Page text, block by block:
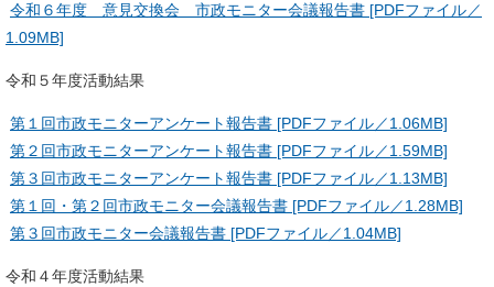
令和６年度 意見交換会 市政モニター会議報告書 [PDFファイル／
1.09MB]
令和５年度活動結果
第１回市政モニターアンケート報告書 [PDFファイル／1.06MB]
第２回市政モニターアンケート報告書 [PDFファイル／1.59MB]
第３回市政モニターアンケート報告書 [PDFファイル／1.13MB]
第１回・第２回市政モニター会議報告書 [PDFファイル／1.28MB]
第３回市政モニター会議報告書 [PDFファイル／1.04MB]
令和４年度活動結果